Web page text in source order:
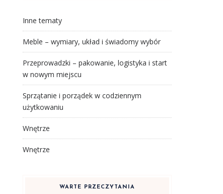
Inne tematy
Meble – wymiary, układ i świadomy wybór
Przeprowadzki – pakowanie, logistyka i start
w nowym miejscu
Sprzątanie i porządek w codziennym
użytkowaniu
Wnętrze
Wnętrze
WARTE PRZECZYTANIA